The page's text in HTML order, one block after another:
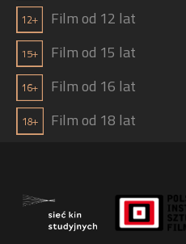
Film od 12 lat
Film od 15 lat
Film od 16 lat
Film od 18 lat